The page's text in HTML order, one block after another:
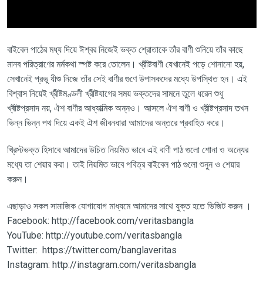
বাইবেল পাঠের মধ্য দিয়ে ঈশ্বর নিজেই ভক্ত শ্রোতাকে তাঁর বাণী শুনিয়ে তাঁর কাছে
মানব পরিত্রাণের মর্মকথা স্পষ্ট করে তোলেন। খ্রীষ্টবাণী যেখানেই পড়ে শোনানো হয়,
সেখানেই প্রভু যীশু নিজে তাঁর সেই বাণীর গুণে উপাসকদের মধ্যে উপস্থিত হন। এই
বিশ্বাস নিয়েই খ্রীষ্টমণ্ডলী খ্রীষ্টযাগের সময় ভক্তদের সামনে তুলে ধরেন শুধু
খ্ৰীষ্টপ্রসাদ নয়, ঐশ বাণীর আধ্যাত্মিক অন্নও। আসলে ঐশ বাণী ও খ্রীষ্টপ্রসাদ তখন
ভিন্ন ভিন্ন পথ দিয়ে একই ঐশ জীবনধারা আমাদের অন্তরে প্রবাহিত করে।
খ্রিস্টভক্ত হিসাবে আমাদের উচিত নিয়মিত ভাবে এই বাণী পাঠ গুলো শোনা ও অন্যের
মধ্যে তা শেয়ার করা। তাই নিয়মিত ভাবে পবিত্র বাইবেল পাঠ গুলো শুনুন ও শেয়ার
করুন।
এছাড়াও সকল সামাজিক যোগাযোগ মাধ্যমে আমাদের সাথে যুক্ত হতে ভিজিট করুন ।
Facebook: http://facebook.com/veritasbangla
YouTube: http://youtube.com/veritasbangla
Twitter: https://twitter.com/banglaveritas
Instagram: http://instagram.com/veritasbangla